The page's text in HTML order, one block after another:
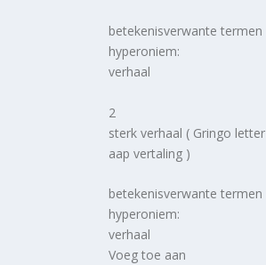
betekenisverwante termen
hyperoniem:
verhaal
2
sterk verhaal ( Gringo letter
aap vertaling )
betekenisverwante termen
hyperoniem:
verhaal
Voeg toe aan